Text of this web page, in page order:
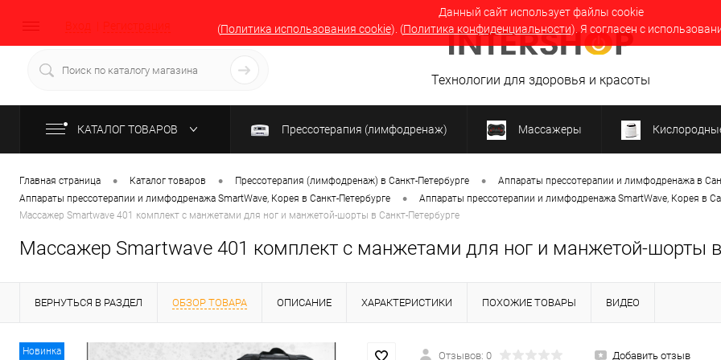
Данный сайт использует файлы cookie
(Политика использования cookie). (Политика конфиденциальности). Я согласен с
Вход Регистрация
Технологии для здоровья и красоты
КАТАЛОГ ТОВАРОВ Прессотерапия (лимфодренаж) Массажеры
Главная страница • Каталог товаров • Прессотерапия (лимфодренаж) в Санкт-Петербурге • Аппараты прессотерапии и лимфодренажа в
Аппараты прессотерапии и лимфодренажа SmartWave, Корея в Санкт-Петербурге • Аппараты прессотерапии и лимфодренажа SmartWave, Корея в
Массажер Smartwave 401 комплект с манжетами для ног и манжетой-шорты в Санкт-Петербурге
Массажер Smartwave 401 комплект с манжетами для ног и манжетой-шорты в
ВЕРНУТЬСЯ В РАЗДЕЛ ОБЗОР ТОВАРА ОПИСАНИЕ ХАРАКТЕРИСТИКИ ПОХОЖИЕ ТОВАРЫ ВИДЕО
Новинка Отзывов: 0 Добавить отзыв